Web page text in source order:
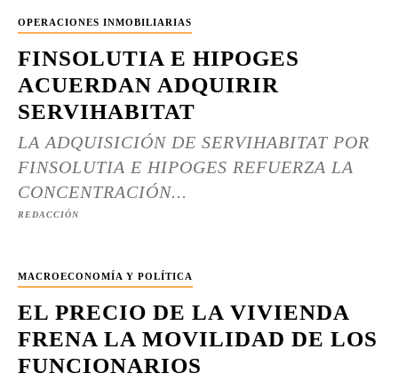
OPERACIONES INMOBILIARIAS
FINSOLUTIA E HIPOGES
ACUERDAN ADQUIRIR
SERVIHABITAT
LA ADQUISICIÓN DE SERVIHABITAT POR
FINSOLUTIA E HIPOGES REFUERZA LA
CONCENTRACIÓN...
REDACCIÓN
MACROECONOMÍA Y POLÍTICA
EL PRECIO DE LA VIVIENDA
FRENA LA MOVILIDAD DE LOS
FUNCIONARIOS